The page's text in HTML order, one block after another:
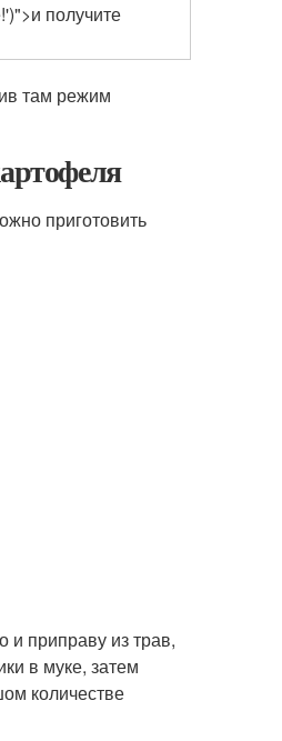
получите
там режим
приготовить
и приправу из трав,
в муке, затем
количестве